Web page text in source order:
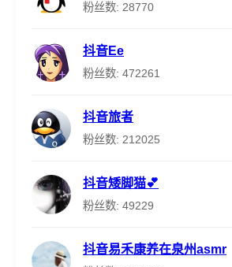
粉丝数: 28770
抖音Ee
粉丝数: 472261
抖音旅者
粉丝数: 212025
抖音矮脚猫💕
粉丝数: 49229
抖音易禾康养在泉州asmr